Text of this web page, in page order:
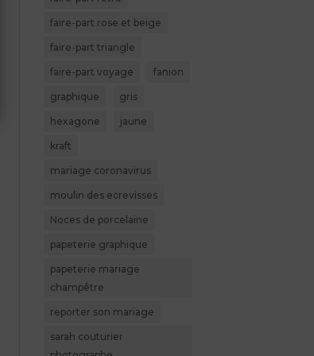
faire-part rose et beige
faire-part triangle
faire-part voyage fanion
graphique gris
hexagone jaune
kraft
mariage coronavirus
moulin des ecrevisses
Noces de porcelaine
papeterie graphique
papeterie mariage
champêtre
reporter son mariage
sarah couturier